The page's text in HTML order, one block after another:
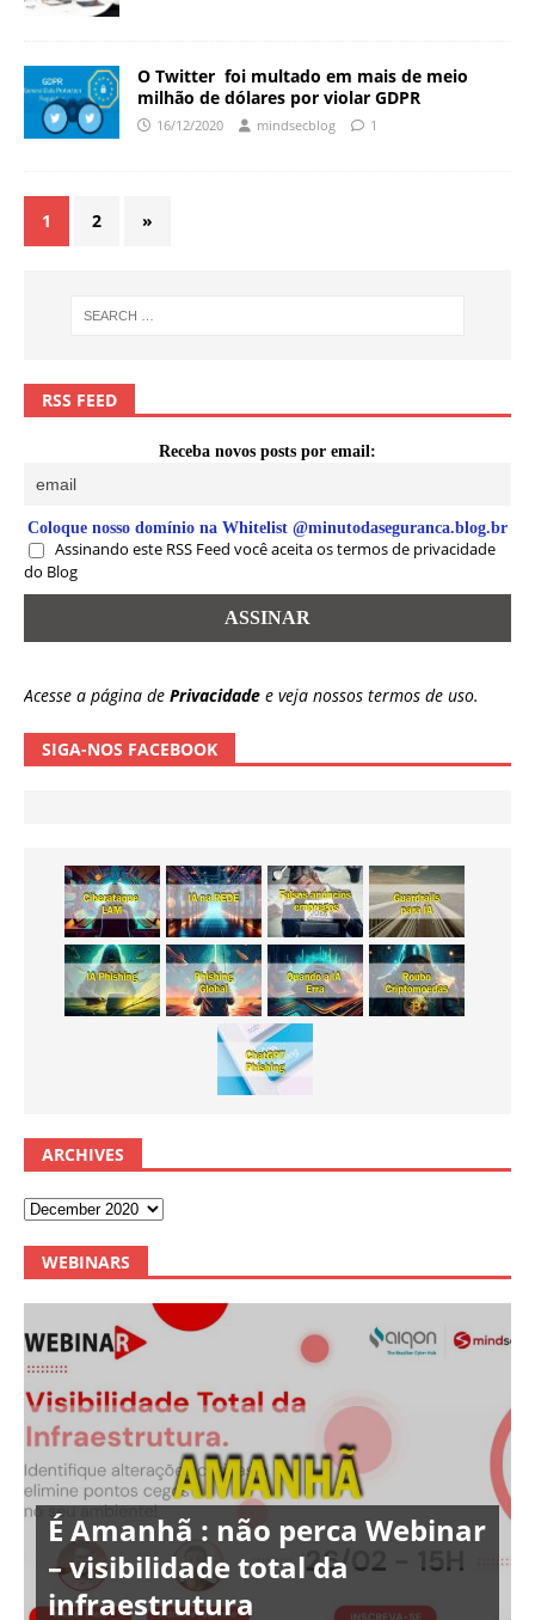
O Twitter foi multado em mais de meio
milhão de dólares por violar GDPR
16/12/2020 mindsecblog 1
1 2 »
RSS FEED
Receba novos posts por email:
Coloque nosso domínio na Whitelist @minutodaseguranca.blog.br
Assinando este RSS Feed você aceita os termos de privacidade
do Blog
Acesse a página de Privacidade e veja nossos termos de uso.
SIGA-NOS FACEBOOK
ARCHIVES
WEBINARS
É Amanhã : não perca Webinar
– visibilidade total da
infraestrutura